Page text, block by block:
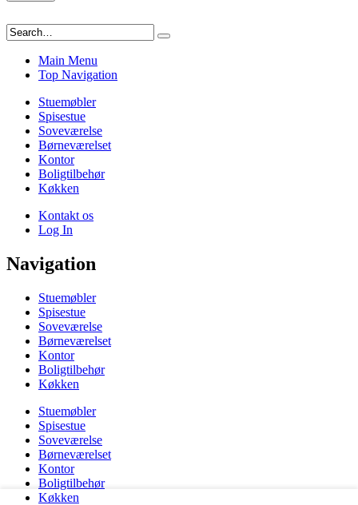
Main Menu
Top Navigation
Stuemøbler
Spisestue
Soveværelse
Børneværelset
Kontor
Boligtilbehør
Køkken
Kontakt os
Log In
Navigation
Stuemøbler
Spisestue
Soveværelse
Børneværelset
Kontor
Boligtilbehør
Køkken
Stuemøbler
Spisestue
Soveværelse
Børneværelset
Kontor
Boligtilbehør
Køkken